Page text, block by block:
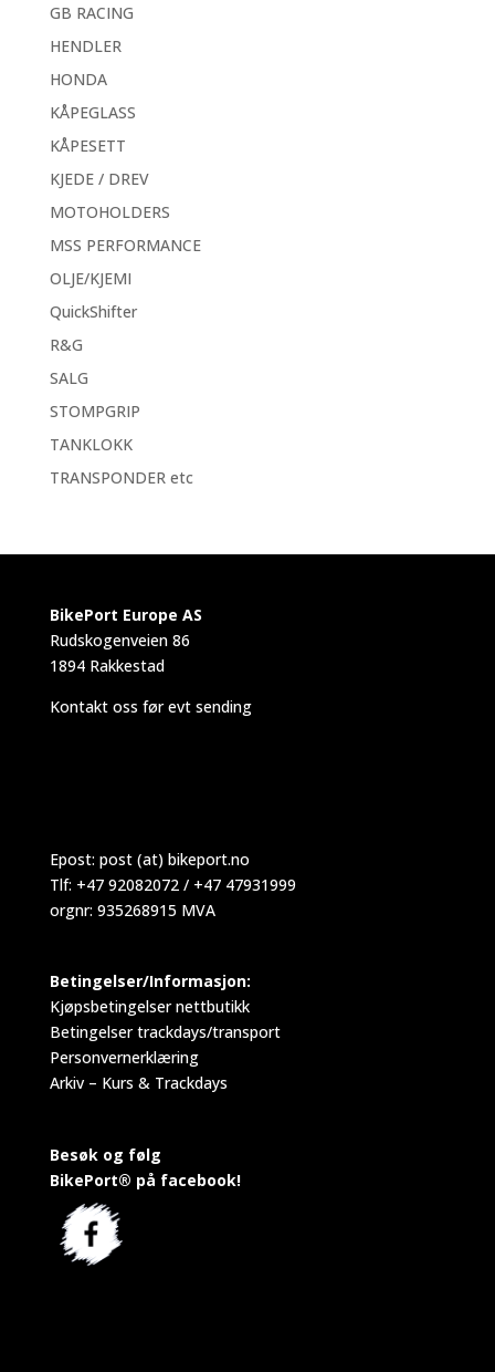
GB RACING
HENDLER
HONDA
KÅPEGLASS
KÅPESETT
KJEDE / DREV
MOTOHOLDERS
MSS PERFORMANCE
OLJE/KJEMI
QuickShifter
R&G
SALG
STOMPGRIP
TANKLOKK
TRANSPONDER etc
BikePort Europe AS
Rudskogenveien 86
1894 Rakkestad
Kontakt oss før evt sending
Epost: post (at) bikeport.no
Tlf: +47 92082072 / +47 47931999
orgnr: 935268915 MVA
Betingelser/Informasjon:
Kjøpsbetingelser nettbutikk
Betingelser trackdays/transport
Personvernerklæring
Arkiv – Kurs & Trackdays
Besøk og følg
BikePort® på facebook!